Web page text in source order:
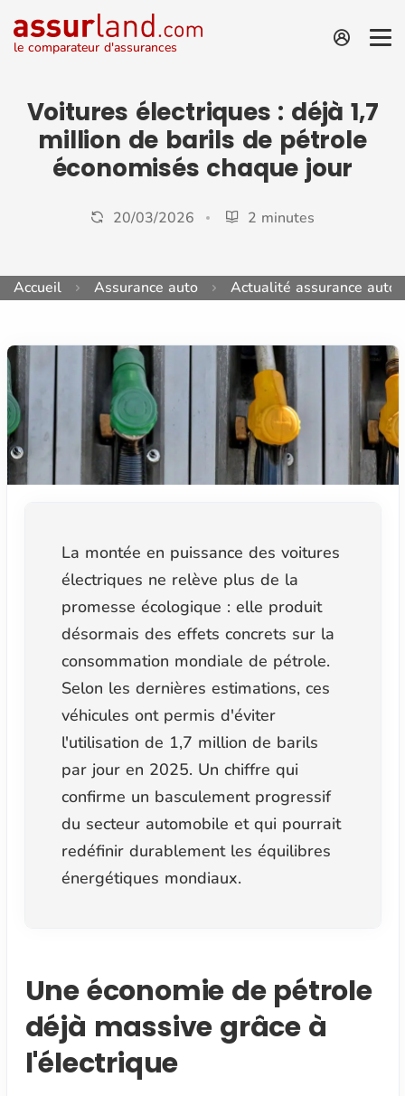
le comparateur d'assurances
Voitures électriques : déjà 1,7
million de barils de pétrole
économisés chaque jour
20/03/2026 2 minutes
Accueil Assurance auto Actualité assurance auto
La montée en puissance des voitures
électriques ne relève plus de la
promesse écologique : elle produit
désormais des effets concrets sur la
consommation mondiale de pétrole.
Selon les dernières estimations, ces
véhicules ont permis d'éviter
l'utilisation de 1,7 million de barils
par jour en 2025. Un chiffre qui
confirme un basculement progressif
du secteur automobile et qui pourrait
redéfinir durablement les équilibres
énergétiques mondiaux.
Une économie de pétrole
déjà massive grâce à
l'électrique